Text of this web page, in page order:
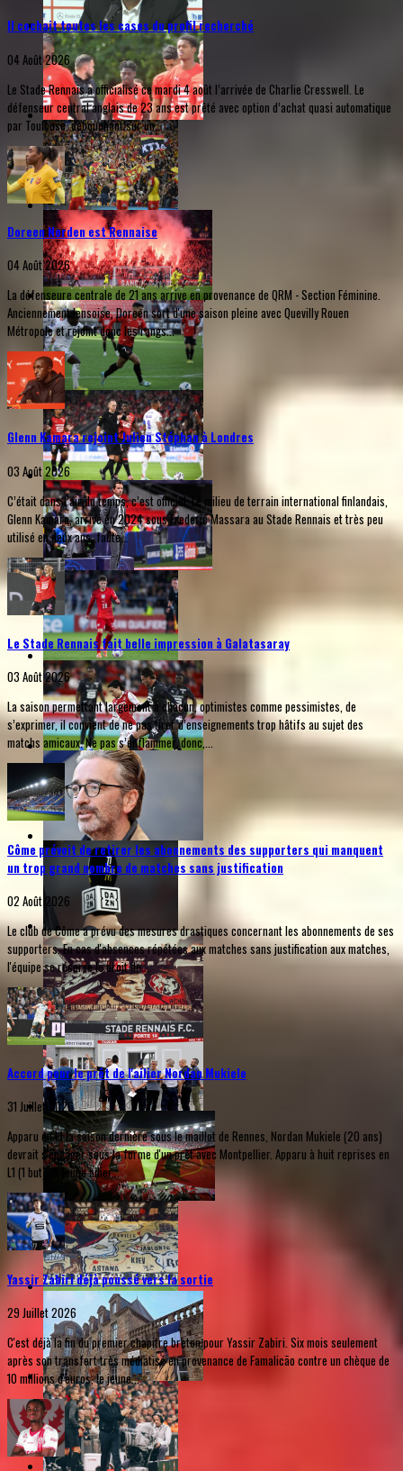
Il cochait toutes les cases du profil recherché
04 Août 2026
Le Stade Rennais a officialisé ce mardi 4 août l’arrivée de Charlie Cresswell. Le
défenseur central anglais de 23 ans est prêté avec option d’achat quasi automatique
par Toulouse, débouchant sur un...
Doreen Norden est Rennaise
04 Août 2026
La défenseure centrale de 21 ans arrive en provenance de QRM - Section Féminine.
Anciennement lensoise, Doreen sort d'une saison pleine avec Quevilly Rouen
Métropole et rejoint donc les rangs...
Glenn Kamara rejoint Julien Stéphan à Londres
03 Août 2026
C’était dans l’air du temps, c’est officiel. Le milieu de terrain international finlandais,
Glenn Kamara, arrivé en 2024 sous Frederic Massara au Stade Rennais et très peu
utilisé en deux ans, faute...
Le Stade Rennais fait belle impression à Galatasaray
03 Août 2026
La saison permettant largement à chacun, optimistes comme pessimistes, de
s’exprimer, il convient de ne pas tirer d’enseignements trop hâtifs au sujet des
matchs amicaux. Ne pas s’enflammer, donc,...
Côme prévoit de retirer les abonnements des supporters qui manquent
un trop grand nombre de matches sans justification
02 Août 2026
Le club de Côme a prévu des mesures drastiques concernant les abonnements de ses
supporters. En cas d'absences répétées aux matches sans justification aux matches,
l'équipe se réserve le droit de...
Accord pour le prêt de l'ailier Nordan Mukiele
31 Juillet 2026
Apparu en L1 la saison dernière sous le maillot de Rennes, Nordan Mukiele (20 ans)
devrait s'engager sous la forme d'un prêt avec Montpellier. Apparu à huit reprises en
L1 (1 but), le jeune ailier...
Yassir Zabiri déjà poussé vers la sortie
29 Juillet 2026
C'est déjà la fin du premier chapitre breton pour Yassir Zabiri. Six mois seulement
après son transfert très médiatisé en provenance de Famalicão contre un chèque de
10 millions d'euros, le jeune...